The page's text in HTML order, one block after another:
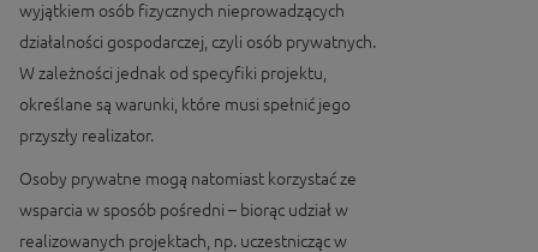
wyjątkiem osób fizycznych nieprowadzących
działalności gospodarczej, czyli osób prywatnych.
W zależności jednak od specyfiki projektu,
określane są warunki, które musi spełnić jego
przyszły realizator.
Osoby prywatne mogą natomiast korzystać ze
wsparcia w sposób pośredni – biorąc udział w
realizowanych projektach, np. uczestnicząc w